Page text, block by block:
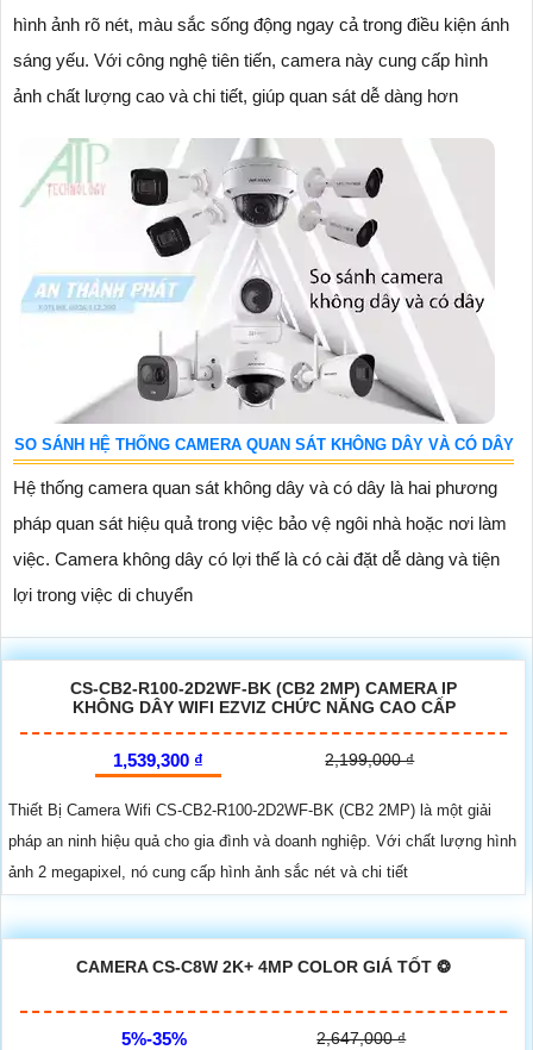
hình ảnh rõ nét, màu sắc sống động ngay cả trong điều kiện ánh
sáng yếu. Với công nghệ tiên tiến, camera này cung cấp hình
ảnh chất lượng cao và chi tiết, giúp quan sát dễ dàng hơn
SO SÁNH HỆ THỐNG CAMERA QUAN SÁT KHÔNG DÂY VÀ CÓ DÂY
Hệ thống camera quan sát không dây và có dây là hai phương
pháp quan sát hiệu quả trong việc bảo vệ ngôi nhà hoặc nơi làm
việc. Camera không dây có lợi thế là có cài đặt dễ dàng và tiện
lợi trong việc di chuyển
CS-CB2-R100-2D2WF-BK (CB2 2MP) CAMERA IP
KHÔNG DÂY WIFI EZVIZ CHỨC NĂNG CAO CẤP
1,539,300 ₫ 2,199,000 ₫
Thiết Bị Camera Wifi CS-CB2-R100-2D2WF-BK (CB2 2MP) là một giải
pháp an ninh hiệu quả cho gia đình và doanh nghiệp. Với chất lượng hình
ảnh 2 megapixel, nó cung cấp hình ảnh sắc nét và chi tiết
CAMERA CS-C8W 2K+ 4MP COLOR GIÁ TỐT ❂
5%-35% 2,647,000 ₫